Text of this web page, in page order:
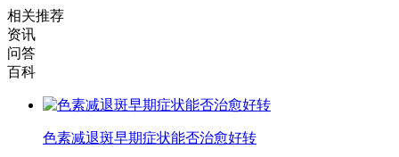
相关推荐
资讯
问答
百科
色素减退斑早期症状能否治愈好转